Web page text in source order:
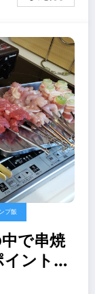
プ飯
で串焼
ント。
炉ばた